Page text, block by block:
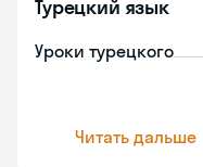
Турецкий язык
Уроки турецкого
Читать дальше